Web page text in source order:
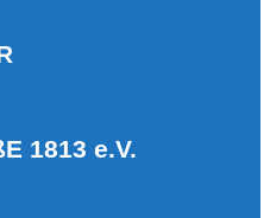
1813 e.V.